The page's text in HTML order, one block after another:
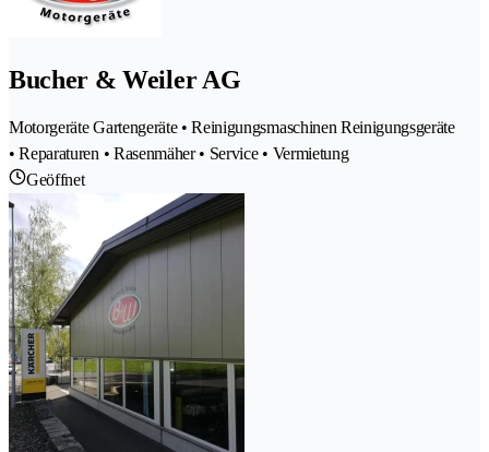
Bucher & Weiler AG
Motorgeräte Gartengeräte • Reinigungsmaschinen Reinigungsgeräte
• Reparaturen • Rasenmäher • Service • Vermietung
Geöffnet